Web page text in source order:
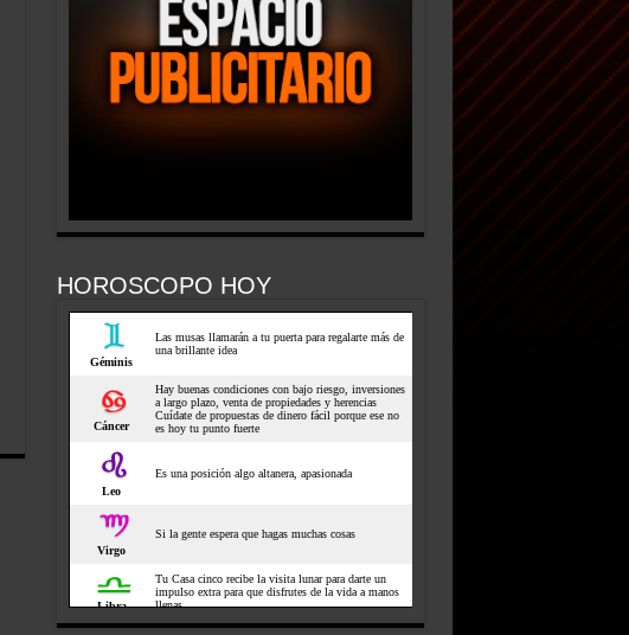
HOROSCOPO HOY